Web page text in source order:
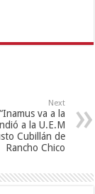
Next
va a la
a la U.E.M
Cubillán de
Rancho Chico